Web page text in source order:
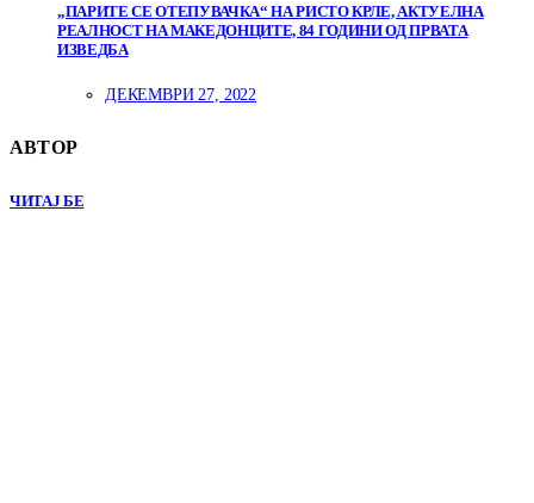
„ПАРИТЕ СЕ ОТЕПУВАЧКА“ НА РИСТО КРЛЕ, АКТУЕЛНА
РЕАЛНОСТ НА МАКЕДОНЦИТЕ, 84 ГОДИНИ ОД ПРВАТА
ИЗВЕДБА
ДЕКЕМВРИ 27, 2022
АВТОР
ЧИТАЈ БЕ